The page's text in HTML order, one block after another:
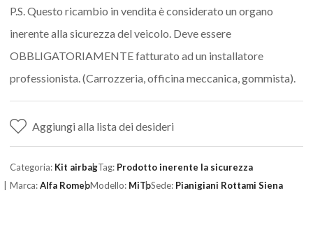
P.S. Questo ricambio in vendita è considerato un organo
inerente alla sicurezza del veicolo. Deve essere
OBBLIGATORIAMENTE fatturato ad un installatore
professionista. (Carrozzeria, officina meccanica, gommista).
Aggiungi alla lista dei desideri
Categoria: Kit airbagTag: Prodotto inerente la sicurezza
Marca:Alfa RomeoModello: MiToSede: Pianigiani Rottami Siena